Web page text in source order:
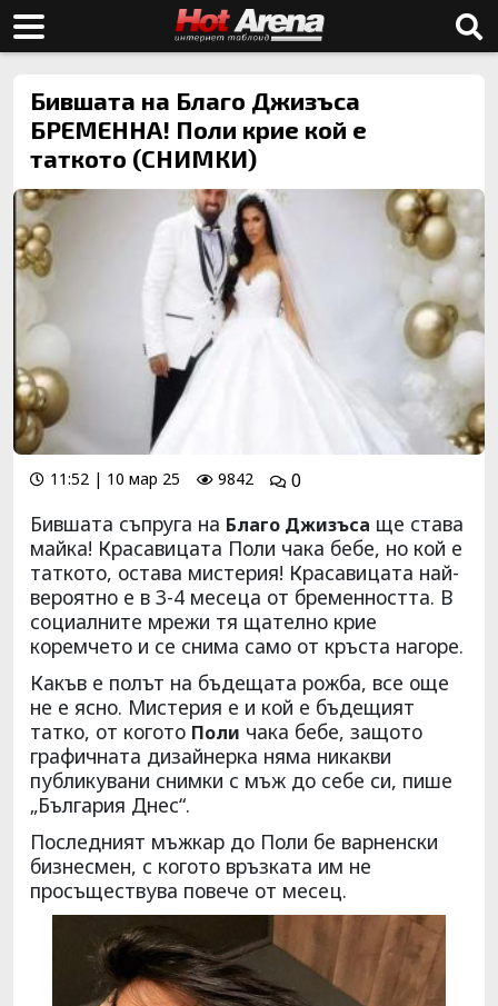
Бившата на Благо Джизъса
БРЕМЕННА! Поли крие кой е
таткото (СНИМКИ)
11:52 | 10 мар 25 9842 0
Бившата съпруга на Благо Джизъса ще става
майка! Красавицата Поли чака бебе, но кой е
таткото, остава мистерия! Красавицата най-
вероятно е в 3-4 месеца от бременността. В
социалните мрежи тя щателно крие
коремчето и се снима само от кръста нагоре.
Какъв е полът на бъдещата рожба, все още
не е ясно. Мистерия е и кой е бъдещият
татко, от когото Поли чака бебе, защото
графичната дизайнерка няма никакви
публикувани снимки с мъж до себе си, пише
„България Днес“.
Последният мъжкар до Поли бе варненски
бизнесмен, с когото връзката им не
просъществува повече от месец.